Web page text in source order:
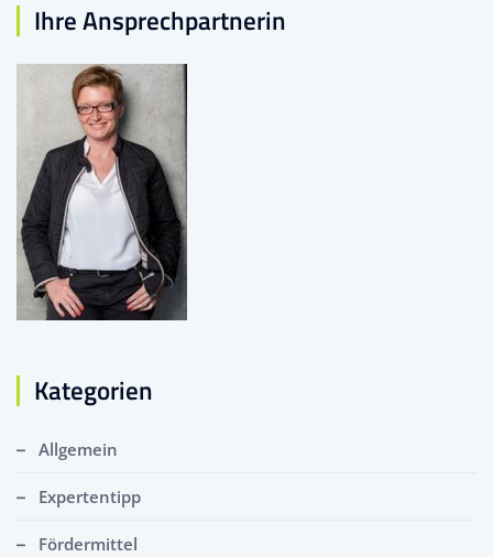
Ihre Ansprechpartnerin
Kategorien
Allgemein
Expertentipp
Fördermittel